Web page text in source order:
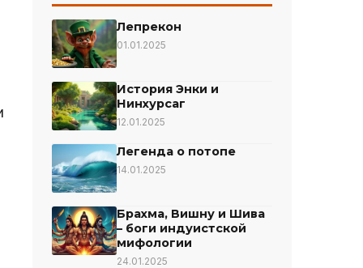
Лепрекон
01.01.2025
История Энки и
Нинхурсаг
12.01.2025
Легенда о потопе
14.01.2025
Брахма, Вишну и Шива
– боги индуистской
мифологии
24.01.2025